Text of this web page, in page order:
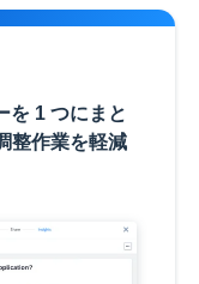
を 1 つにまと
整作業を軽減